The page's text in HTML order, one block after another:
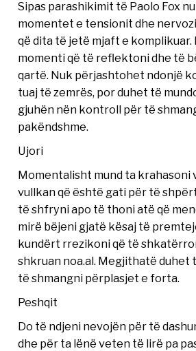
Sipas parashikimit të Paolo Fox
momentet e tensionit dhe
që dita të jetë mjaft e komplikuar.
momenti që të reflektoni dhe të
qartë. Nuk përjashtohet ndonjë
tuaj të zemrës, por duhet të
gjuhën nën kontroll për të
pakëndshme.
Ujori
Momentalisht mund ta krahasoni
vullkan që është gati për të
të shfryni apo të thoni atë që
mirë bëjeni gjatë kësaj të
kundërt rrezikoni që të
shkruan noa.al. Megjithatë duhet
të shmangni përplasjet e forta.
Peshqit
Do të ndjeni nevojën për të
dhe për ta lënë veten të lirë pa